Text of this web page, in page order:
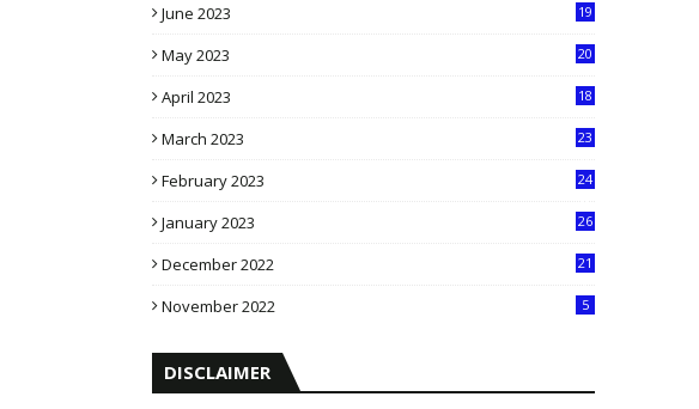
June 2023
19
May 2023
20
April 2023
18
March 2023
23
February 2023
24
January 2023
26
December 2022
21
November 2022 5
DISCLAIMER